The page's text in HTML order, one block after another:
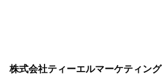
株式会社ティーエルマーケティング